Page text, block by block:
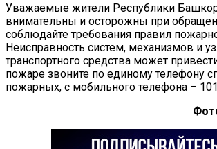
Уважаемые жители Республики
внимательны и осторожны при
соблюдайте требования правил
Неисправность систем, механизмов и
транспортного средства может
пожаре звоните по единому телефону
пожарных, с мобильного телефона –